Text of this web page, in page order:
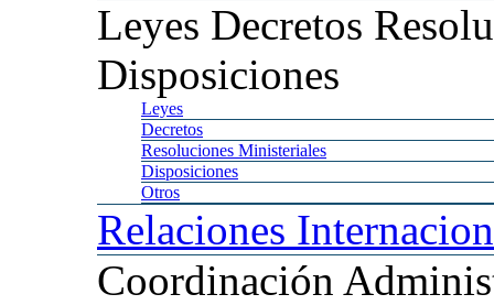
Leyes Decretos
Disposiciones
Leyes
Decretos
Resoluciones Ministeriales
Disposiciones
Otros
Relaciones
Coordinación